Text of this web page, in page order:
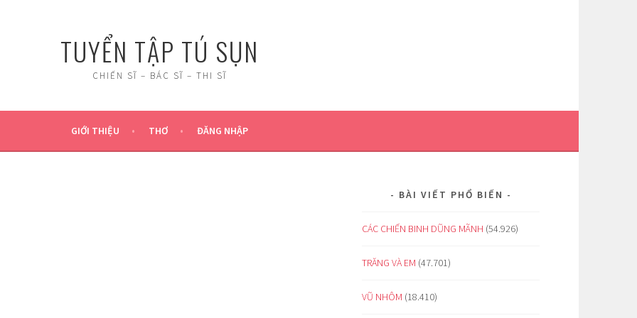
TUYỂN TẬP TÚ SỤN
CHIẾN SĨ – BÁC SĨ – THI SĨ
GIỚI THIỆU THƠ ĐĂNG NHẬP
BÀI VIẾT PHỔ BIẾN
CÁC CHIẾN BINH DŨNG MÃNH (54.926)
TRĂNG VÀ EM (47.701)
VŨ NHÔM (18.410)